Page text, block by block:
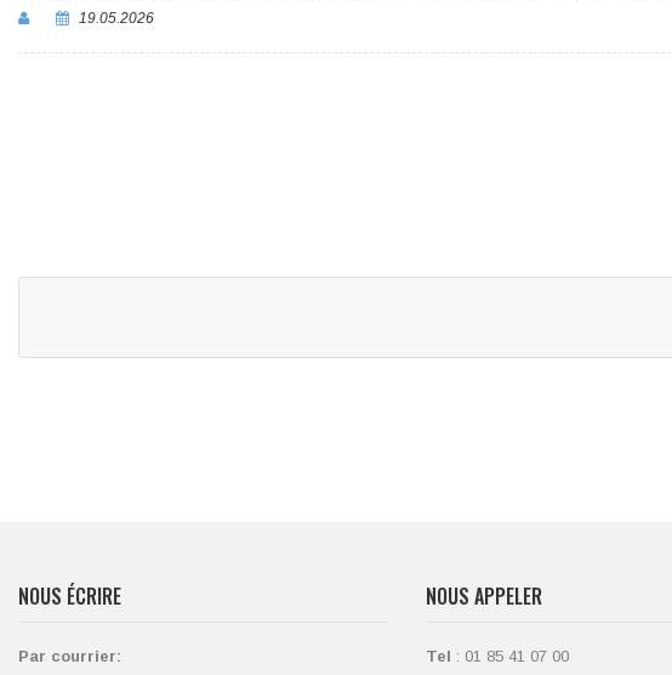
19.05.2026
NOUS ÉCRIRE
Par courrier:
NOUS APPELER
Tel : 01 85 41 07 00